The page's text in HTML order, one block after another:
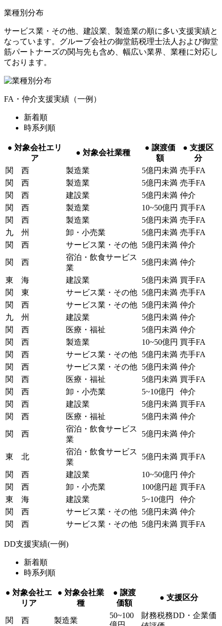
業種別分布
サービス業・その他、建設業、製造業の順に多い支援実績と
なっています。グループ会社の御堂筋税理士法人および御堂
筋パートナーズの関与先も含め、幅広い業界、業種に対応し
ております。
FA・仲介支援実績（一例）
新着順
時系列順
● 対象会社エリ
ア
● 対象会社業種
● 譲渡価
額
● 支援区
分
関 西
製造業 5億円未満 売手FA
関 西
製造業 5億円未満 売手FA
関 西
建設業 5億円未満 仲介
関 西
製造業 10~50億円 買手FA
関 西
製造業 5億円未満 売手FA
九 州
卸・小売業 5億円未満 売手FA
関 西
サービス業・その他 5億円未満 仲介
関 西
宿泊・飲食サービス
業
5億円未満 仲介
東 海 建設業 5億円未満 買手FA
関 東
サービス業・その他 5億円未満 売手FA
関 西
サービス業・その他 5億円未満 仲介
九 州
建設業 5億円未満 仲介
関 西
医療・福祉 5億円未満 仲介
関 西
製造業 10~50億円 買手FA
関 西
サービス業・その他 5億円未満 売手FA
関 西
サービス業・その他 5億円未満 仲介
関 西
医療・福祉 5億円未満 買手FA
関 西
卸・小売業 5~10億円
仲介
関 西
建設業 5億円未満 買手FA
関 西
医療・福祉 5億円未満 仲介
関 西
宿泊・飲食サービス
業
5億円未満 仲介
東 北
宿泊・飲食サービス
業
5億円未満 買手FA
関 西 建設業 10~50億円 仲介
関 西
卸・小売業 100億円超 買手FA
東 海
建設業 5~10億円
仲介
関 西
サービス業・その他 5億円未満 仲介
関 西
サービス業・その他 5億円未満 買手FA
DD支援実績(一例)
新着順
時系列順
● 対象会社エ
リア
● 対象会社業
種
● 譲渡
価額
● 支援区分
関 西 製造業
50~100
財務税務DD・企業価